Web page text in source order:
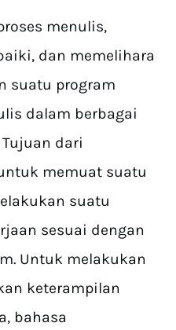
menulis,
dan memelihara
suatu program
dalam berbagai
dari
memuat suatu
suatu
sesuai dengan
Untuk melakukan
keterampilan
bahasa